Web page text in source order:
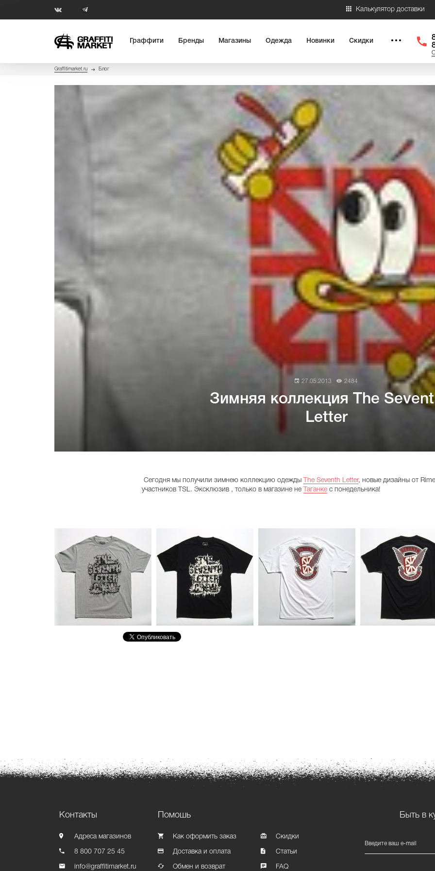
Калькулятор доставки
Граффити Бренды Магазины Одежда Новинки Скидки
Graffitimarket.ru Блог
27.05.2013 2484
Зимняя коллекция The
Letter
Сегодня мы получили зимнею коллекцию одежды The Seventh Letter, новые дизайны от
участников TSL. Эксклюзив , только в магазине не
Таганке с понедельника!
Быть в
Введите ваш e-mail
Контакты
Адреса магазинов
8 800 707 25 45
info@graffitimarket.ru
Помошь
Как оформить заказ
Доставка и оплата
Обмен и возврат
Скидки
Статьи
FAQ